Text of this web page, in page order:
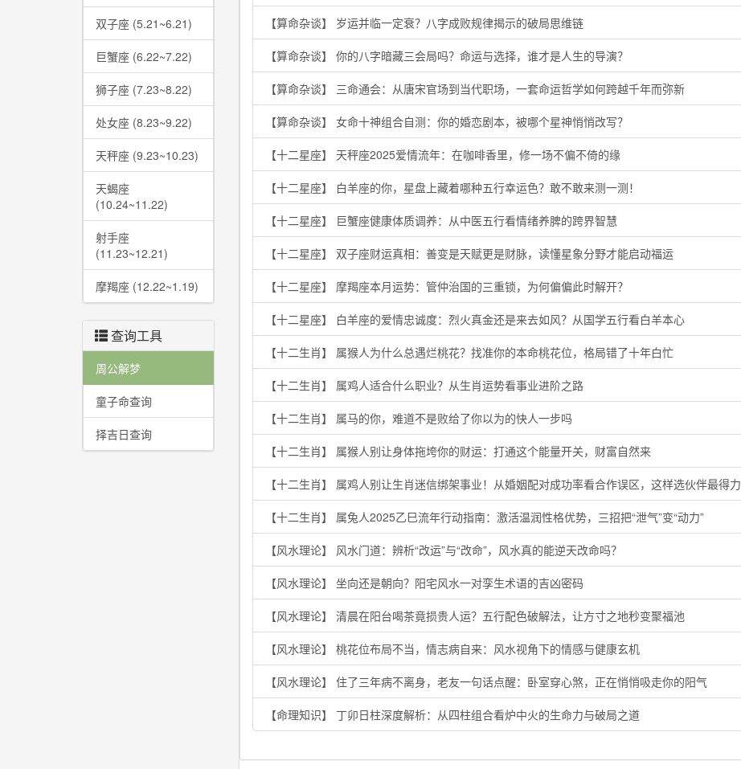
双子座 (5.21~6.21)
巨蟹座 (6.22~7.22)
狮子座 (7.23~8.22)
处女座 (8.23~9.22)
天秤座 (9.23~10.23)
天蝎座
(10.24~11.22)
射手座
(11.23~12.21)
摩羯座 (12.22~1.19)
查询工具
周公解梦
童子命查询
择吉日查询
【算命杂谈】 岁运并临一定衰？八字成败规律揭示的破局思维链
【算命杂谈】 你的八字暗藏三会局吗？命运与选择，谁才是人生的导演？
【算命杂谈】 三命通会：从唐宋官场到当代职场，一套命运哲学如何跨越千年而弥新
【算命杂谈】 女命十神组合自测：你的婚恋剧本，被哪个星神悄悄改写？
【十二星座】 天秤座2025爱情流年：在咖啡香里，修一场不偏不倚的缘
【十二星座】 白羊座的你，星盘上藏着哪种五行幸运色？敢不敢来测一测！
【十二星座】 巨蟹座健康体质调养：从中医五行看情绪养脾的跨界智慧
【十二星座】 双子座财运真相：善变是天赋更是财脉，读懂星象分野才能启动福运
【十二星座】 摩羯座本月运势：管仲治国的三重锁，为何偏偏此时解开？
【十二星座】 白羊座的爱情忠诚度：烈火真金还是来去如风？从国学五行看白羊本心
【十二生肖】 属猴人为什么总遇烂桃花？找准你的本命桃花位，格局错了十年白忙
【十二生肖】 属鸡人适合什么职业？从生肖运势看事业进阶之路
【十二生肖】 属马的你，难道不是败给了你以为的快人一步吗
【十二生肖】 属猴人别让身体拖垮你的财运：打通这个能量开关，财富自然来
【十二生肖】 属鸡人别让生肖迷信绑架事业！从婚姻配对成功率看合作误区，这样选伙伴最得力
【十二生肖】 属兔人2025乙巳流年行动指南：激活温润性格优势，三招把“泄气”变“动力”
【风水理论】 风水门道：辨析“改运”与“改命”，风水真的能逆天改命吗？
【风水理论】 坐向还是朝向？阳宅风水一对孪生术语的吉凶密码
【风水理论】 清晨在阳台喝茶竟损贵人运？五行配色破解法，让方寸之地秒变聚福池
【风水理论】 桃花位布局不当，情志病自来：风水视角下的情感与健康玄机
【风水理论】 住了三年病不离身，老友一句话点醒：卧室穿心煞，正在悄悄吸走你的阳气
【命理知识】 丁卯日柱深度解析：从四柱组合看炉中火的生命力与破局之道